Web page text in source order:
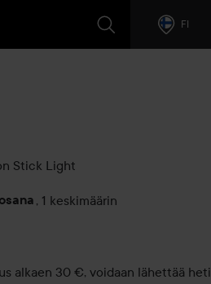
FI
Stick Light
, 1 keskimäärin
alkaen 30 €, voidaan lähettää heti